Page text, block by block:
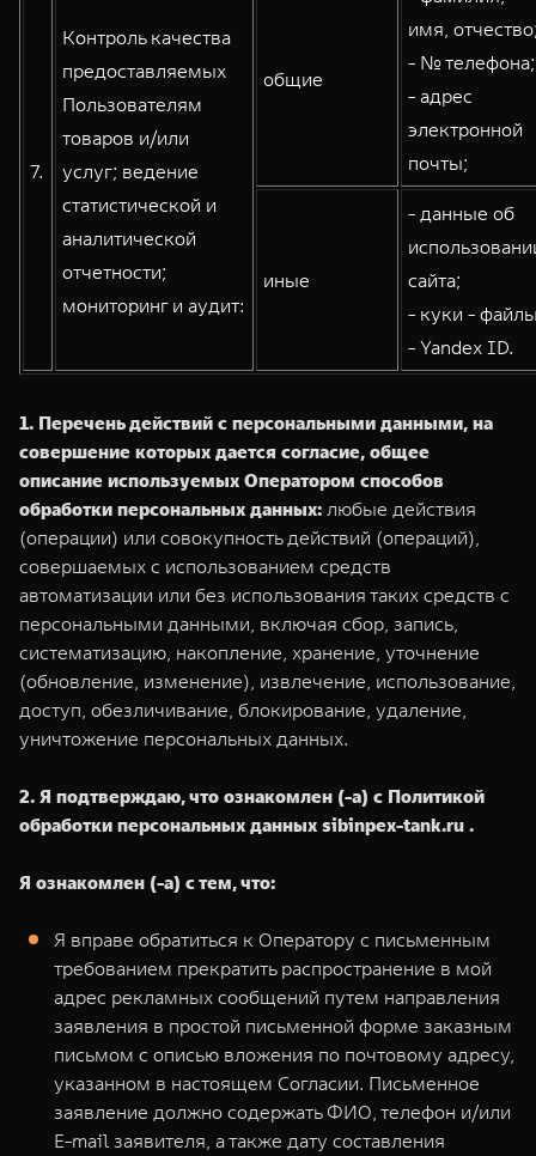
7.
Контроль качества
предоставляемых
Пользователям
товаров и/или
услуг; ведение
статистической и
аналитической
отчетности;
мониторинг и аудит:
общие
имя,
- № телефона;
- адрес
электронной
почты;
иные
- данные об
сайта;
- куки -
- Yandex ID.
1. Перечень действий с персональными данными, на
совершение которых дается согласие, общее
описание используемых Оператором способов
обработки персональных данных: любые действия
(операции) или совокупность действий (операций),
совершаемых с использованием средств
автоматизации или без использования таких средств с
персональными данными, включая сбор, запись,
систематизацию, накопление, хранение, уточнение
(обновление, изменение), извлечение, использование,
доступ, обезличивание, блокирование, удаление,
уничтожение персональных данных.
2. Я подтверждаю, что ознакомлен (-а) с Политикой
обработки персональных данных sibinpex-tank.ru .
Я ознакомлен (-а) с тем, что:
Я вправе обратиться к Оператору с письменным
требованием прекратить распространение в мой
адрес рекламных сообщений путем направления
заявления в простой письменной форме заказным
письмом с описью вложения по почтовому адресу,
указанном в настоящем Согласии. Письменное
заявление должно содержать ФИО, телефон и/или
E-mail заявителя, а также дату составления